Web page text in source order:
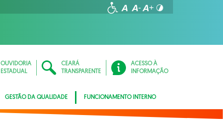
OUVIDORIA
ESTADUAL
CEARÁ
TRANSPARENTE
ACESSO À
INFORMAÇÃO
GESTÃO DA QUALIDADE FUNCIONAMENTO INTERNO